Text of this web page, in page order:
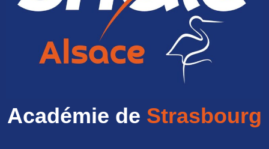
Académie de Strasbourg